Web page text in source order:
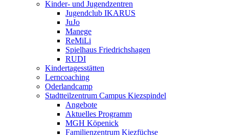
Kinder- und Jugendzentren
Jugendclub IKARUS
JuJo
Manege
ReMiLi
Spielhaus Friedrichshagen
RUDI
Kindertagesstätten
Lerncoaching
Oderlandcamp
Stadtteilzentrum Campus Kiezspindel
Angebote
Aktuelles Programm
MGH Köpenick
Familienzentrum Kiezfüchse